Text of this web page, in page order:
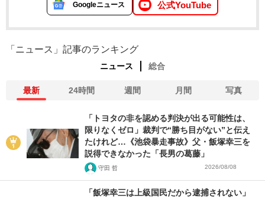
Googleニュース 公式YouTube
「ニュース」記事のランキング
ニュース 総合
最新 24時間 週間 月間 写真
「トヨタの非を認める判決が出る可能性は、
限りなくゼロ」裁判で“勝ち目がない”と伝え
たけれど…《池袋暴走事故》父・飯塚幸三を
説得できなかった「長男の葛藤」
守田 哲 2026/08/08
「飯塚幸三は上級国民だから逮捕されない」